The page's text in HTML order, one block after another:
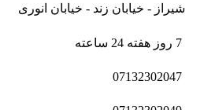
شیراز - خیابان زند - خیابان انوری